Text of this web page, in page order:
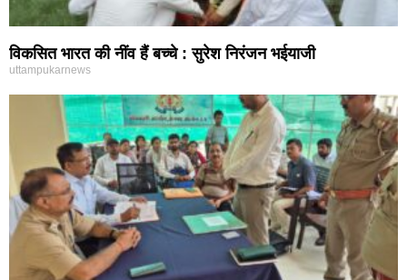
विकसित भारत की नींव हैं बच्चे : सुरेश निरंजन भईयाजी
uttampukarnews